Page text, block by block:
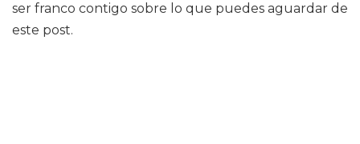
ser franco contigo sobre lo que puedes aguardar de
este post.